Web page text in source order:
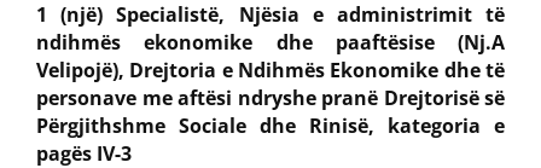
1 (një) Specialistë, Njësia e administrimit të
ndihmës ekonomike dhe paaftësise (Nj.A
Velipojë), Drejtoria e Ndihmës Ekonomike dhe të
personave me aftësi ndryshe pranë Drejtorisë së
Përgjithshme Sociale dhe Rinisë, kategoria e
pagës IV-3